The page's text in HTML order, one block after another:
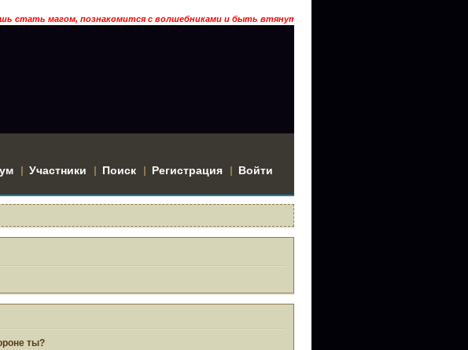
стать магом, познакомится с волшебниками и быть втянутым в историю? Тогда заходи…
Участники Поиск Регистрация Войти
ты?